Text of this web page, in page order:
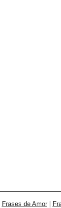
Frases de Amor|